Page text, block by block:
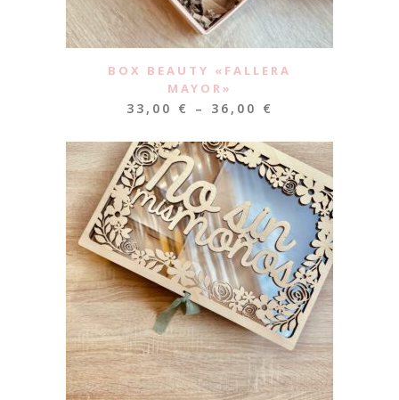
BOX BEAUTY «FALLERA
MAYOR»
33,00 € – 36,00 €